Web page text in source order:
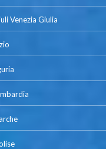
Venezia Giulia